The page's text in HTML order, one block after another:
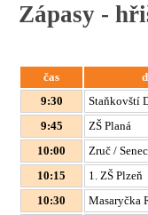
Zápasy -
čas
9:30
Staňkovští
9:45
ZŠ Planá
10:00
Zruč / Senec
10:15
1. ZŠ Plzeň
10:30
Masaryčka